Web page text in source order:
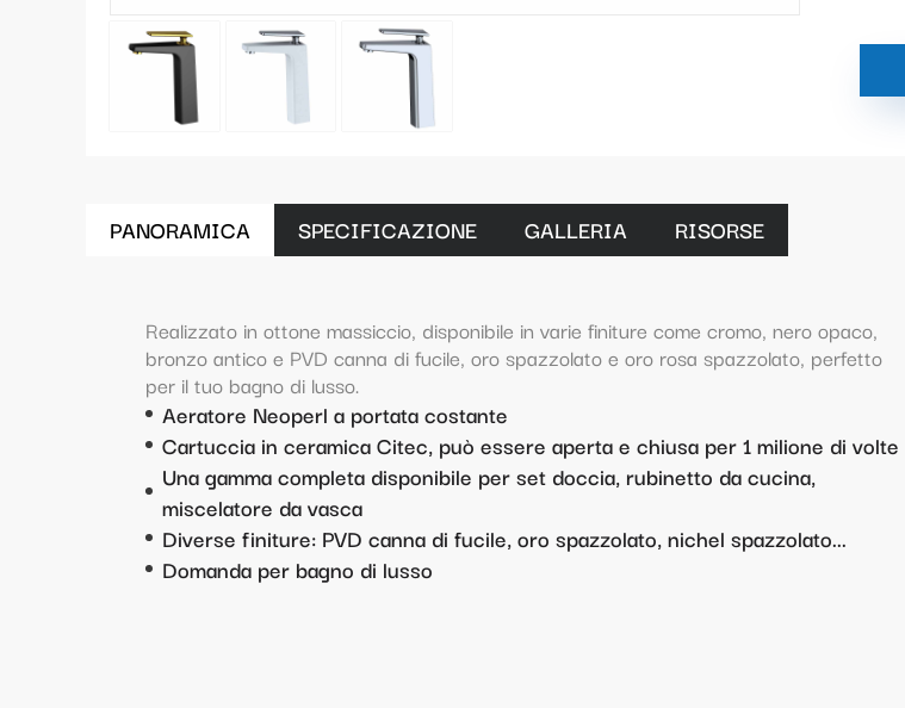
PANORAMICA SPECIFICAZIONE GALLERIA RISORSE
Realizzato in ottone massiccio, disponibile in varie finiture come cromo, nero opaco,
bronzo antico e PVD canna di fucile, oro spazzolato e oro rosa spazzolato, perfetto
per il tuo bagno di lusso.
Aeratore Neoperl a portata costante
Cartuccia in ceramica Citec, può essere aperta e chiusa per 1 milione di volte
Una gamma completa disponibile per set doccia, rubinetto da cucina,
miscelatore da vasca
Diverse finiture: PVD canna di fucile, oro spazzolato, nichel spazzolato...
Domanda per bagno di lusso